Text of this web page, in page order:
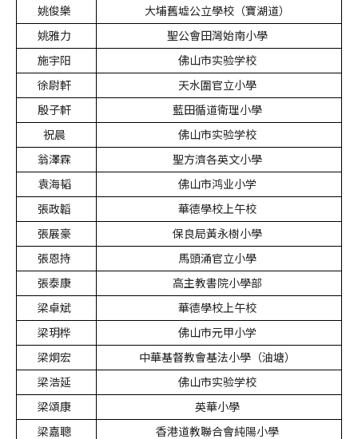
姚俊樂
大埔舊墟公立學校（寶湖道）
姚雅力
聖公會田灣始南小學
施宇阳
佛山市实验学校
徐尉軒
天水圍官立小學
殷子軒
藍田循道衛理小學
祝晨
佛山市实验学校
翁澤霖
聖方濟各英文小學
袁海韬
佛山市鸿业小学
張政韜
華德學校上午校
張展豪
保良局黃永樹小學
張恩持
馬頭涌官立小學
張泰康
高主教書院小學部
梁卓斌
華德學校上午校
梁玥桦
佛山市元甲小学
梁炯宏
中華基督教會基法小學（油塘）
梁浩延
佛山市实验学校
梁頌康
英華小學
梁嘉聰
香港道教聯合會純陽小學